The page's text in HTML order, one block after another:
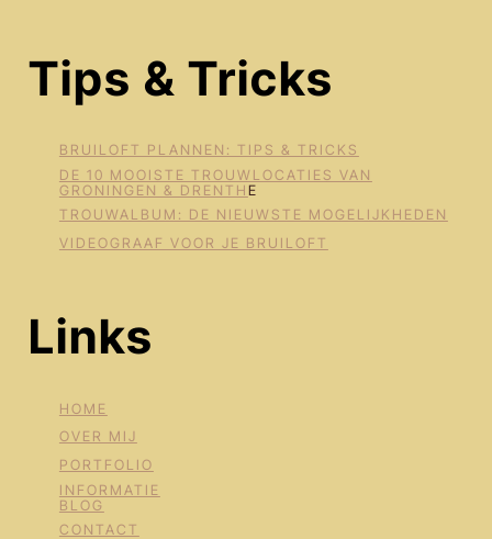
Tips & Tricks
BRUILOFT PLANNEN: TIPS & TRICKS
DE 10 MOOISTE TROUWLOCATIES VAN
GRONINGEN & DRENTH E
TROUWALBUM: DE NIEUWSTE MOGELIJKHEDEN
VIDEOGRAAF VOOR JE BRUILOFT
Links
HOME
OVER MIJ
PORTFOLIO
INFORMATIE
BLOG
CONTACT